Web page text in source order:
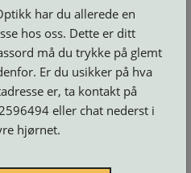
har du allerede en
hos oss. Dette er ditt
må du trykke på glemt
Er du usikker på hva
er, ta kontakt på
eller chat nederst i
hjørnet.